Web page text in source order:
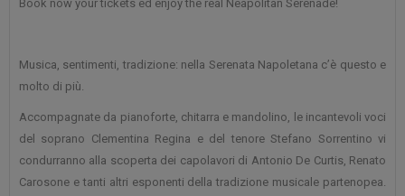
Book now your tickets ed enjoy the real Neapolitan Serenade!
Musica, sentimenti, tradizione: nella Serenata Napoletana c’è questo e
molto di più.
Accompagnate da pianoforte, chitarra e mandolino, le incantevoli voci
del soprano Clementina Regina e del tenore Stefano Sorrentino vi
condurranno alla scoperta dei capolavori di Antonio De Curtis, Renato
Carosone e tanti altri esponenti della tradizione musicale partenopea.